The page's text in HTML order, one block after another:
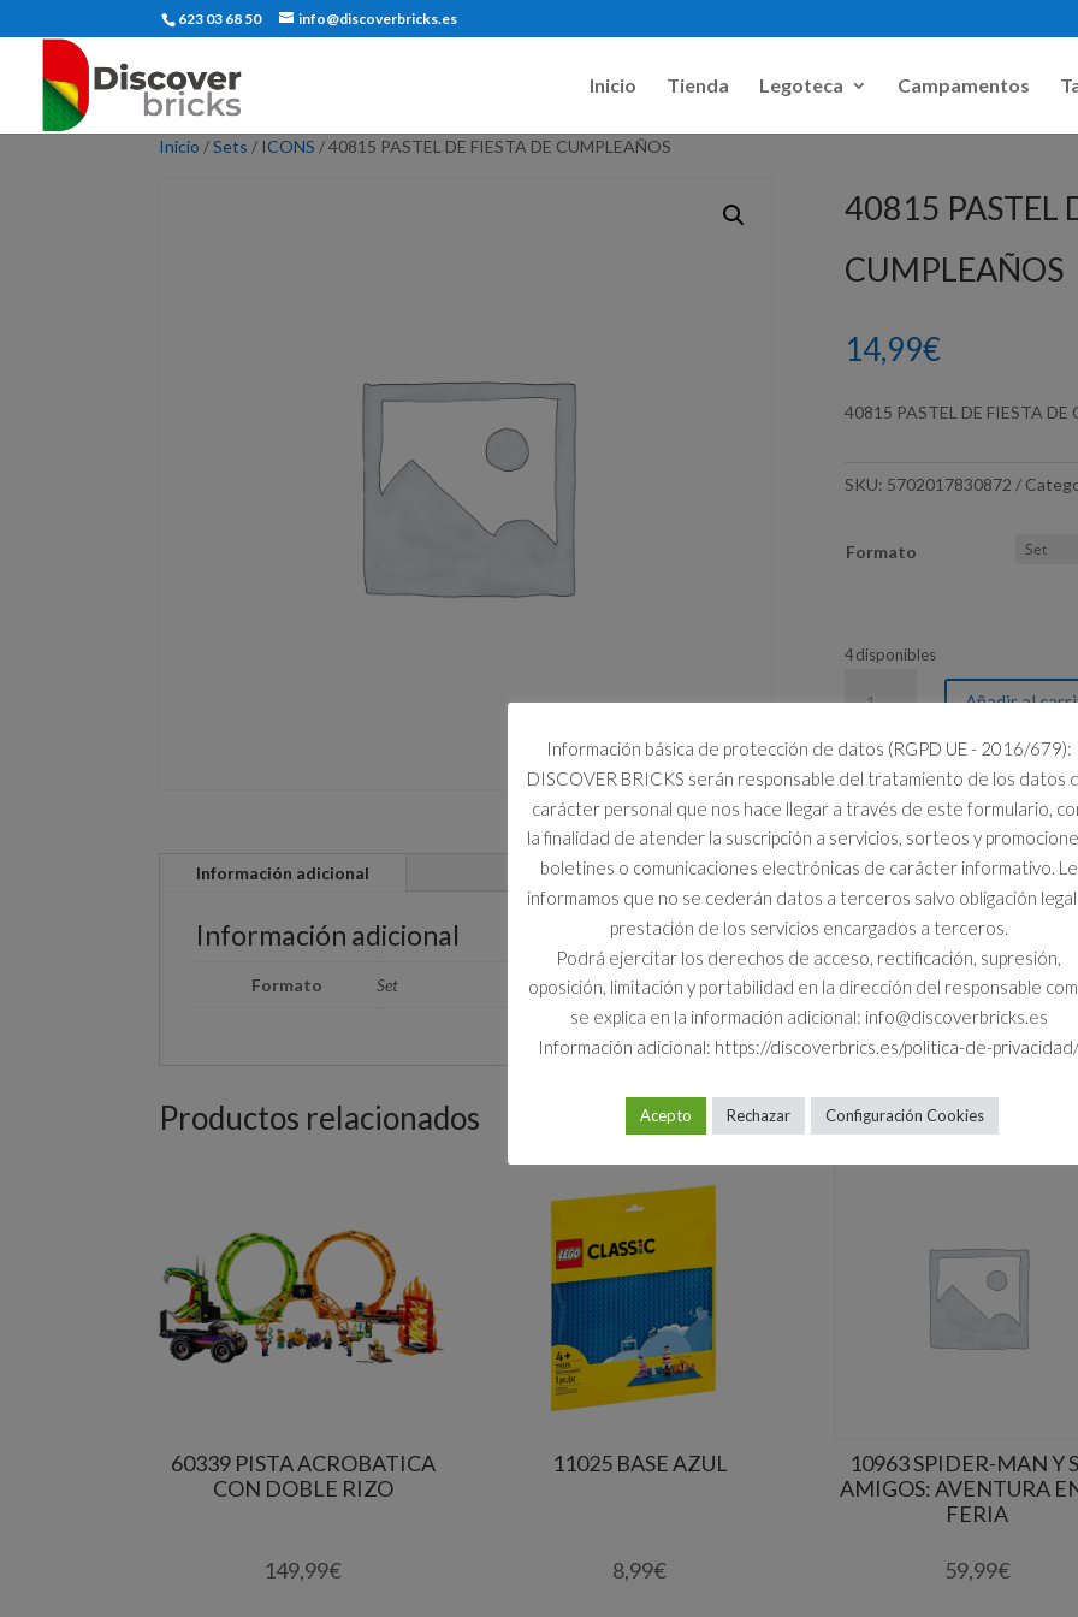
623 03 68 50 info@discoverbricks.es
Inicio Tienda Legoteca Campamentos
Inicio /Sets / ICONS / 40815 PASTEL DE FIESTA DE CUMPLEAÑOS
40815 PASTEL
CUMPLEAÑOS
14,99€
40815 PASTEL DE FIESTA DE
SKU: 5702017830872
Formato
4 disponibles
PASTEL
FIESTA
DE
CUMPLEAÑOS
cantidad
Añadir al
Información adicional
Información adicional
Formato Set
Productos relacionados
60339 PISTA ACROBATICA
CON DOBLE RIZO
149,99€
11025 BASE AZUL
8,99€
10963 SPIDER-MAN Y
AMIGOS: AVENTURA
FERIA
59,99€
Información básica de protección de datos (RGPD UE - 2016/679):
DISCOVER BRICKS serán responsable del tratamiento de los datos
carácter personal que nos hace llegar a través de este formulario,
la finalidad de atender la suscripción a servicios, sorteos y
boletines o comunicaciones electrónicas de carácter informativo. Le
informamos que no se cederán datos a terceros salvo obligación
prestación de los servicios encargados a terceros.
Podrá ejercitar los derechos de acceso, rectificación, supresión,
oposición, limitación y portabilidad en la dirección del responsable
se explica en la información adicional: info@discoverbricks.es
Información adicional: https://discoverbrics.es/politica-de-privacidad/
Acepto Rechazar Configuración Cookies